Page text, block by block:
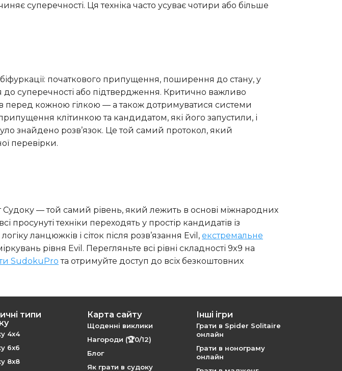
суперечності. Ця техніка часто усуває чотири або більше
початкового припущення, поширення до стану, у
суперечності або підтвердження. Критично важливо
перед кожною гілкою — а також дотримуватися системи
клітинкою та кандидатом, які його запустили, і
знайдено розв’язок. Це той самий протокол, який
перевірки.
— той самий рівень, який лежить в основі міжнародних
просунуті техніки переходять у простір кандидатів із
ланцюжків і сіток після розв’язання Evil, екстремальне
рівня Evil. Перегляньте всі рівні складності 9x9 на
SudokuPro та отримуйте доступ до всіх безкоштовних
типи
4x4
6x6
8x8
Карта сайту
Щоденні виклики
Нагороди (🏆0/12)
Блог
Як грати в судоку
Інші ігри
Грати в Spider Solitaire
онлайн
Грати в нонограму
онлайн